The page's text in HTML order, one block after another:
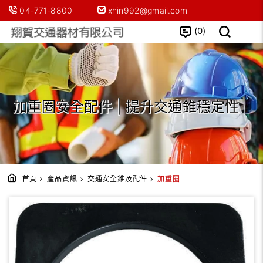
04-771-8800 xhin992@gmail.com
0
加重圈安全配件 | 提升交通錐穩定性
首頁 產品資訊 交通安全錐及配件 加重圈